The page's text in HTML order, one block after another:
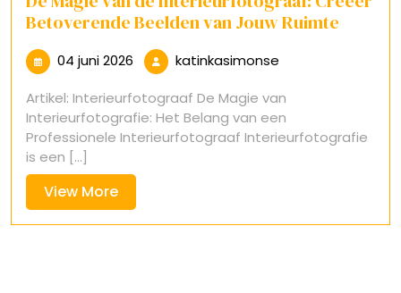
Betoverende Beelden van Jouw Ruimte
04 juni 2026 04
juni
2026
katinkasimonse
Artikel: Interieurfotograaf De Magie van
Interieurfotografie: Het Belang van een
Professionele Interieurfotograaf Interieurfotografie
is een [...]
View MoreView
More